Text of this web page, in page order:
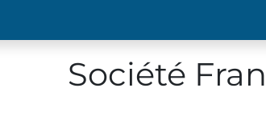
Société